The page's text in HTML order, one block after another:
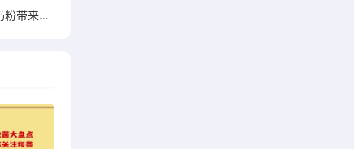
给孩子的第一杯营养，A2益生菌儿童奶粉带来的快乐成长体验”